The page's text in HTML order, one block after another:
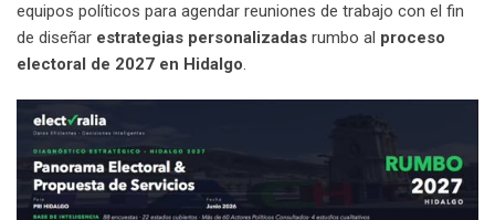
equipos políticos para agendar reuniones de trabajo con el fin
de diseñar estrategias personalizadas rumbo al proceso
electoral de 2027 en Hidalgo.